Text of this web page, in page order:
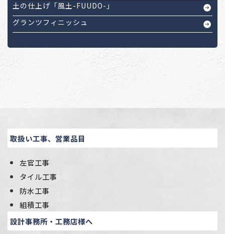
土の仕上げ「風土-FUUDO-」
グランツフィニッシュ
取扱い工事、営業品目
左官工事
タイル工事
防水工事
組積工事
設計事務所・工務店様へ